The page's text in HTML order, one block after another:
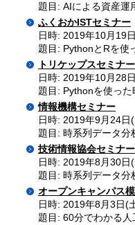
題目: AIによる資産運
ふくおかISTセミナー
日時: 2019年10月19
題目: PythonとRを使
トリケップスセミナー
日時: 2019年10月28
題目: Pythonを使っ
情報機構セミナー
日時: 2019年9月24
題目: 時系列データ
技術情報協会セミナー
日時: 2019年8月30
題目: 時系列データ分
オープンキャンパス
日時: 2019年8月3日(
題目: 60分でわかる